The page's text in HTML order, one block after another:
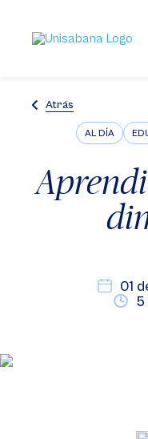
contenido
principal
Atrás
AL DÍA
01
5